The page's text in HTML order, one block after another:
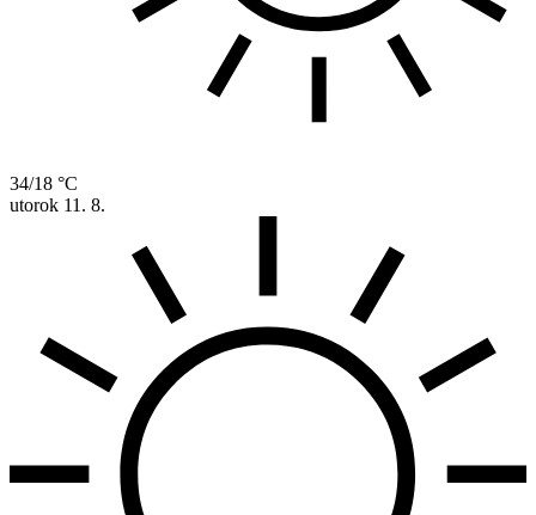
34/18 °C
utorok 11. 8.